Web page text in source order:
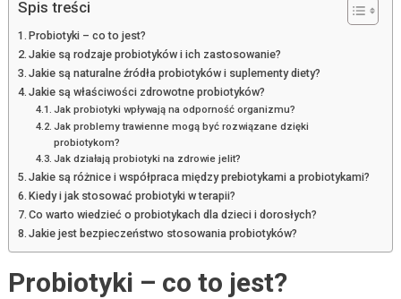
Spis treści
Probiotyki – co to jest?
Jakie są rodzaje probiotyków i ich zastosowanie?
Jakie są naturalne źródła probiotyków i suplementy diety?
Jakie są właściwości zdrowotne probiotyków?
Jak probiotyki wpływają na odporność organizmu?
Jak problemy trawienne mogą być rozwiązane dzięki
probiotykom?
Jak działają probiotyki na zdrowie jelit?
Jakie są różnice i współpraca między prebiotykami a probiotykami?
Kiedy i jak stosować probiotyki w terapii?
Co warto wiedzieć o probiotykach dla dzieci i dorosłych?
Jakie jest bezpieczeństwo stosowania probiotyków?
Probiotyki – co to jest?